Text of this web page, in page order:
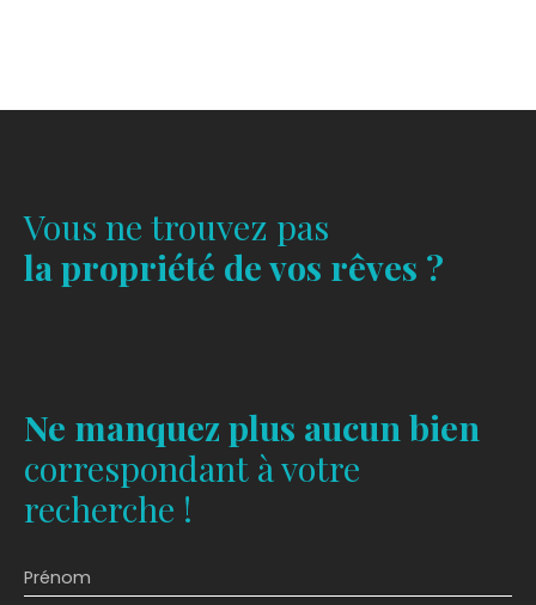
Vous ne trouvez pas
la propriété de vos rêves ?
Ne manquez plus aucun bien
correspondant à votre
recherche !
Prénom